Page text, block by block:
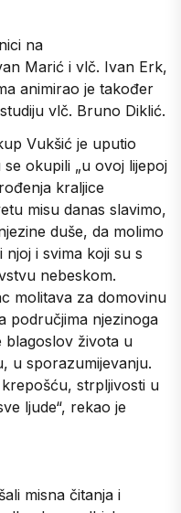
na
Marić i vlč. Ivan Erk,
animirao je također
vlč. Bruno Diklić.
Vukšić je uputio
okupili „u ovoj lijepoj
kraljice
misu danas slavimo,
duše, da molimo
i svima koji su s
nebeskom.
molitava za domovinu
područjima njezinoga
blagoslov života u
u sporazumijevanju.
strpljivosti u
ljude“, rekao je
misna čitanja i